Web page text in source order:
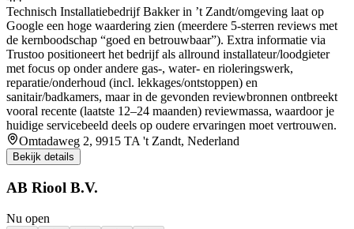
Technisch Installatiebedrijf Bakker in ’t Zandt/omgeving laat op
Google een hoge waardering zien (meerdere 5-sterren reviews met
de kernboodschap “goed en betrouwbaar”). Extra informatie via
Trustoo positioneert het bedrijf als allround installateur/loodgieter
met focus op onder andere gas-, water- en rioleringswerk,
reparatie/onderhoud (incl. lekkages/ontstoppen) en
sanitair/badkamers, maar in de gevonden reviewbronnen ontbreekt
vooral recente (laatste 12–24 maanden) reviewmassa, waardoor je
huidige servicebeeld deels op oudere ervaringen moet vertrouwen.
Omtadaweg 2, 9915 TA 't Zandt, Nederland
Bekijk details
AB Riool B.V.
Nu open